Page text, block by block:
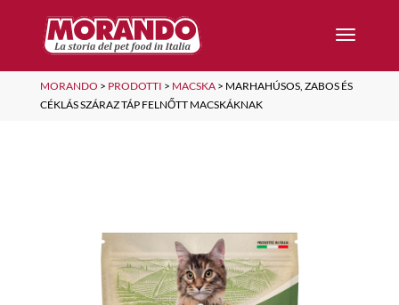
MORANDO > PRODOTTI > MACSKA> MARHAHÚSOS, ZABOS ÉS
CÉKLÁS SZÁRAZ TÁP FELNŐTT MACSKÁKNAK